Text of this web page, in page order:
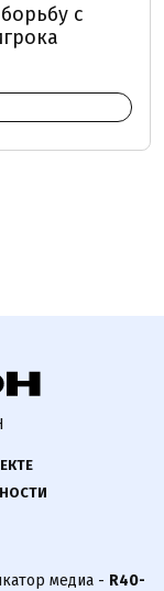
с
медиа - R40-